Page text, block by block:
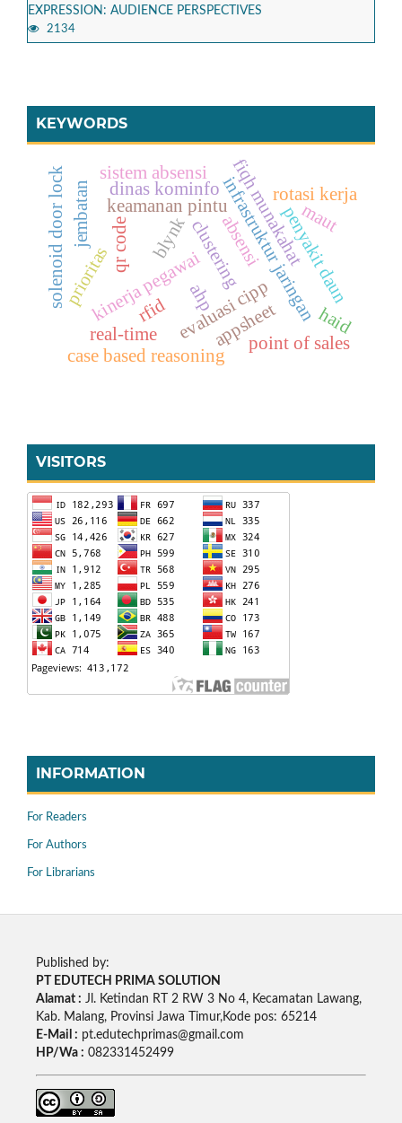
EXPRESSION: AUDIENCE PERSPECTIVES
2134
KEYWORDS
kinerja pegawai
qr code
keamanan pintu
blynk infrastruktur jaringan
ahp
prioritas
dinas kominfo fiqh munakahatrotasi kerja
evaluasi cipp
sistem absensi
real-time
rfid appsheetpoint of sales
case based reasoning
penyakit daun
clustering
solenoid door lock absensi
jembatan maut
haid
VISITORS
INFORMATION
For Readers
For Authors
For Librarians
Published by:
PT EDUTECH PRIMA SOLUTION
Alamat : Jl. Ketindan RT 2 RW 3 No 4, Kecamatan Lawang,
Kab. Malang, Provinsi Jawa Timur,Kode pos: 65214
E-Mail : pt.edutechprimas@gmail.com
HP/Wa : 082331452499